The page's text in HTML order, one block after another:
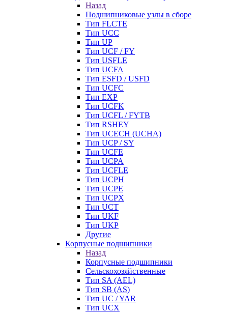
Назад
Подшипниковые узлы в сборе
Тип FLCTE
Тип UCC
Тип UP
Тип UCF / FY
Тип USFLE
Тип UCFA
Тип ESFD / USFD
Тип UCFC
Тип EXP
Тип UCFK
Тип UCFL / FYTB
Тип RSHEY
Тип UCECH (UCHA)
Тип UCP / SY
Тип UCFE
Тип UCPA
Тип UCFLE
Тип UCPH
Тип UCPE
Тип UCPX
Тип UCT
Тип UKF
Тип UKP
Другие
Корпусные подшипники
Назад
Корпусные подшипники
Сельскохозяйственные
Тип SA (AEL)
Тип SB (AS)
Тип UC / YAR
Тип UCX